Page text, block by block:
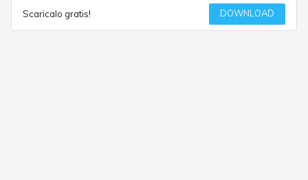
Scaricalo gratis! DOWNLOAD